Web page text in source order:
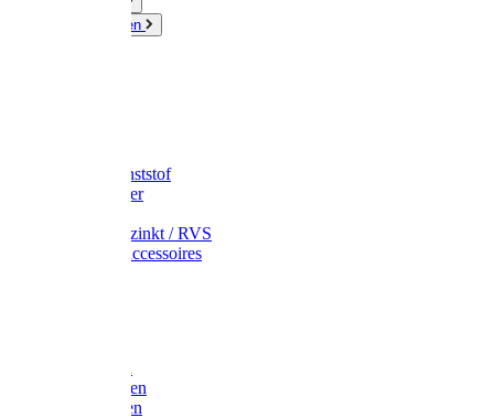
Knaagdieren
Emmer kunststof
Schepemmer
Emmer verzinkt / RVS
Regenton accessoires
Gazonharken
Asfaltharken